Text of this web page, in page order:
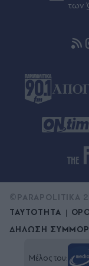
για τις
των
ΤΑΥΤΟΤΗΤΑ
ΔΗΛΩΣΗ
©PARAPOLITIKA
Μέλος του: